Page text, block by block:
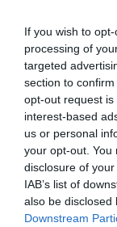
If you wish to
processing of
targeted
section to
opt-out request
interest-based
us or personal
your opt-out. You
disclosure of
IAB’s list of
also be disclosed
Downstream
28.07.2026